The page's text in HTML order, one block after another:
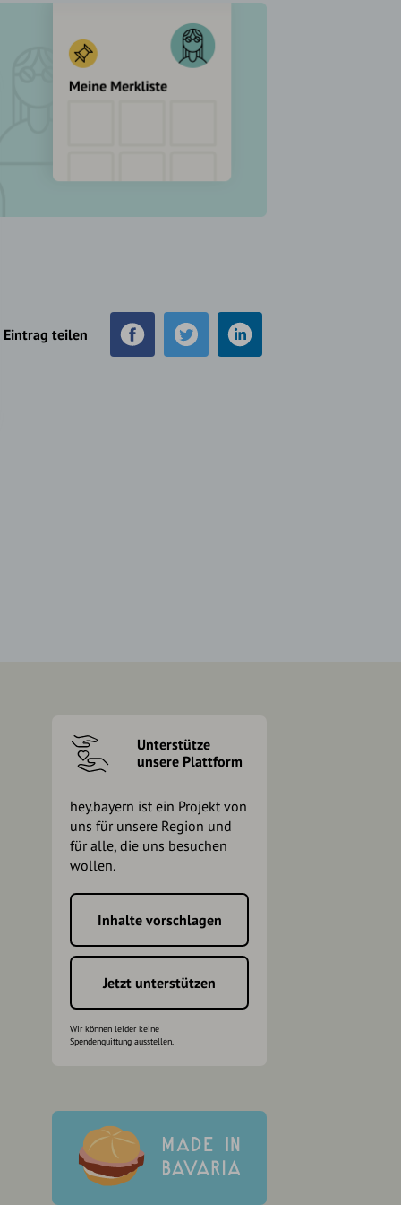
Eintrag teilen
Unterstütze
unsere Plattform
hey.bayern ist ein Projekt von
uns für unsere Region und
für alle, die uns besuchen
wollen.
Inhalte vorschlagen
Jetzt unterstützen
Wir können leider keine
Spendenquittung ausstellen.